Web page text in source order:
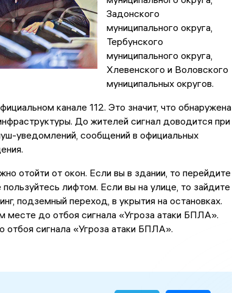
Задонского
муниципального округа,
Тербунского
муниципального округа,
Хлевенского и Воловского
муниципальных округов.
канале 112. Это значит, что обнаружена
До жителей сигнал доводится при
уведомлений, сообщений в официальных
отойти от окон. Если вы в здании, то перейдите
лифтом. Если вы на улице, то зайдите
подземный переход, в укрытия на остановках.
месте до отбоя сигнала «Угроза атаки БПЛА».
отбоя сигнала «Угроза атаки БПЛА».